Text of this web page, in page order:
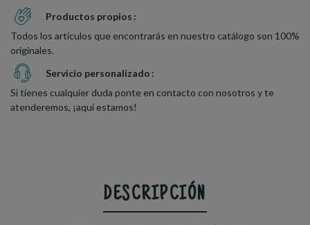
Productos propios
Todos los artículos que encontrarás en nuestro catálogo son 100%
originales.
Servicio personalizado
Si tienes cualquier duda ponte en contacto con nosotros y te
atenderemos, ¡aquí estamos!
DESCRIPCIÓN